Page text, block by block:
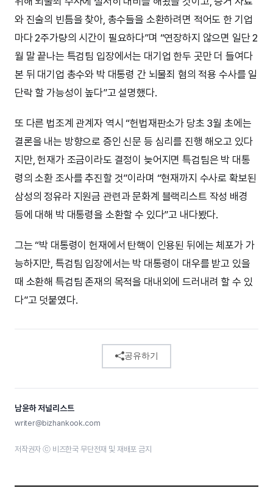
와 진술의 빈틈을 찾아, 총수들을 소환하려면 적어도 한 기업
마다 2주가량의 시간이 필요하다”며 “연장하지 않으면 일단 2
월 말 끝나는 특검팀 입장에서는 대기업 한두 곳만 더 들여다
본 뒤 대기업 총수와 박 대통령 간 뇌물죄 혐의 적용 수사를 일
단락 할 가능성이 높다”고 설명했다.
또 다른 법조계 관계자 역시 “헌법재판소가 당초 3월 초에는
결론을 내는 방향으로 증인 신문 등 심리를 진행 해오고 있다
지만, 헌재가 조금이라도 결정이 늦어지면 특검팀은 박 대통
령의 소환 조사를 추진할 것”이라며 “현재까지 수사로 확보된
삼성의 정유라 지원금 관련과 문화계 블랙리스트 작성 배경
등에 대해 박 대통령을 소환할 수 있다”고 내다봤다.
그는 “박 대통령이 헌재에서 탄핵이 인용된 뒤에는 체포가 가
능하지만, 특검팀 입장에서는 박 대통령이 대우를 받고 있을
때 소환해 특검팀 존재의 목적을 대내외에 드러내려 할 수 있
다”고 덧붙였다.
공유하기
남윤하 저널리스트
writer@bizhankook.com
저작권자 ⓒ 비즈한국 무단전재 및 재배포 금지